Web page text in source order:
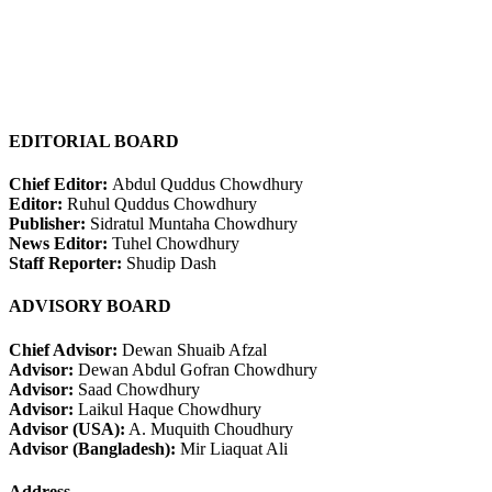
EDITORIAL BOARD
Chief Editor: Abdul Quddus Chowdhury
Editor: Ruhul Quddus Chowdhury
Publisher: Sidratul Muntaha Chowdhury
News Editor: Tuhel Chowdhury
Staff Reporter: Shudip Dash
ADVISORY BOARD
Chief Advisor: Dewan Shuaib Afzal
Advisor: Dewan Abdul Gofran Chowdhury
Advisor: Saad Chowdhury
Advisor: Laikul Haque Chowdhury
Advisor (USA): A. Muquith Choudhury
Advisor (Bangladesh): Mir Liaquat Ali